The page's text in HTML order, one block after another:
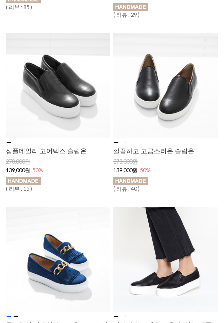
( 리뷰 : 85 )
( 리뷰 : 29 )
심플데일리 고어텍스 슬립온
278,000원
139,000원 50%
( 리뷰 : 15 )
깔끔하고 고급스러운 슬립온
278,000원
139,000원 50%
( 리뷰 : 40 )